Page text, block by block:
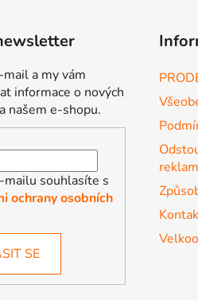
a my vám
informace o nových
našem e-shopu.
souhlasíte s
ochrany osobních
SE